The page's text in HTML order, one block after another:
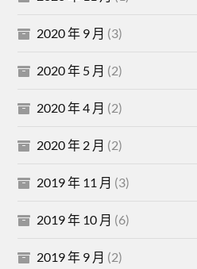
2020 年 9 月 (3)
2020 年 5 月 (2)
2020 年 4 月 (2)
2020 年 2 月 (2)
2019 年 11 月 (3)
2019 年 10 月 (6)
2019 年 9 月 (2)